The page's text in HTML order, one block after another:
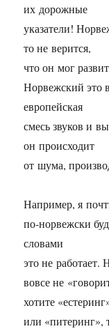
их дорожные
указатели!
то не верится,
что он мог
Норвежский это
европейская
смесь звуков и
он происходит
от шума,
Например, я
по-норвежски
словами
это не работает.
вовсе не
хотите
или «питеринг»,